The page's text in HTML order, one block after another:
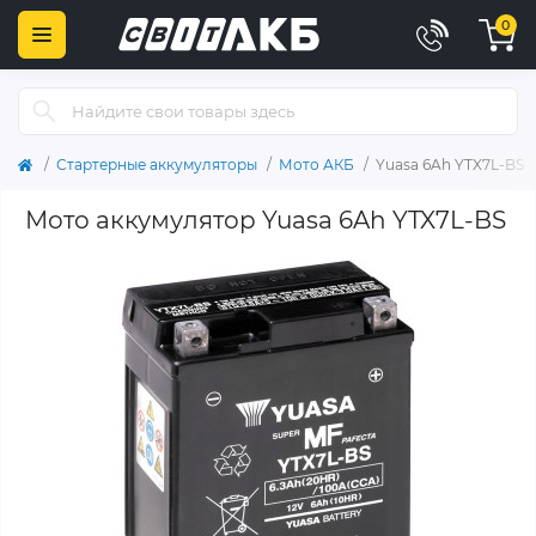
0
Стартерные аккумуляторы Мото АКБ Yuasa 6Ah YTX7L-BS
Мото аккумулятор Yuasa 6Ah YTX7L-BS